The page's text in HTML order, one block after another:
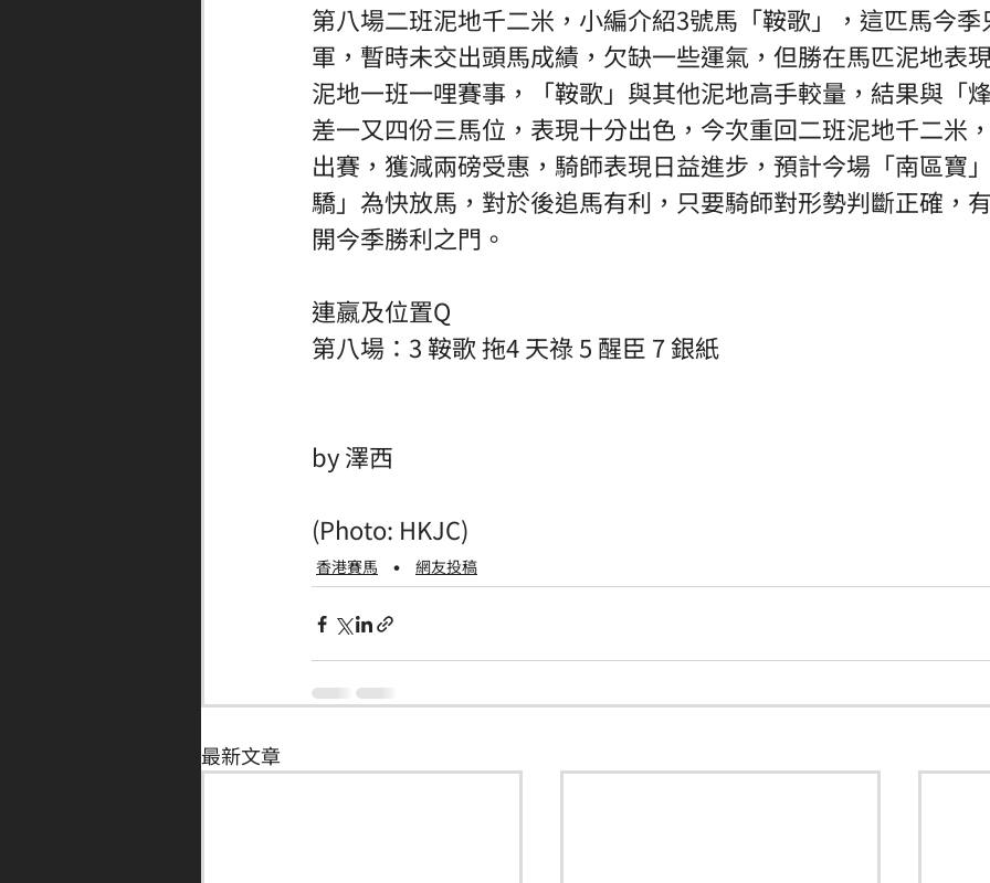
第八場二班泥地千二米，小編介紹3號馬「鞍歌」，這匹馬今
軍，暫時未交出頭馬成績，欠缺一些運氣，但勝在馬匹泥地表
泥地一班一哩賽事，「鞍歌」與其他泥地高手較量，結果與「
差一又四份三馬位，表現十分出色，今次重回二班泥地千二米
出賽，獲減兩磅受惠，騎師表現日益進步，預計今場「南區寶
驕」為快放馬，對於後追馬有利，只要騎師對形勢判斷正確，
開今季勝利之門。
連嬴及位置Q
第八場：3 鞍歌 拖4 天祿 5 醒臣 7 銀紙
by 澤西
(Photo: HKJC)
香港賽馬 網友投稿
最新文章